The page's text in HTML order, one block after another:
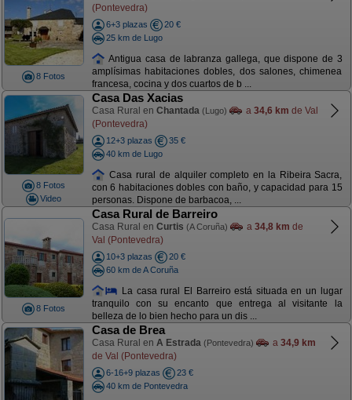
8 Fotos
(Pontevedra)
6+3 plazas
20 €
25 km de Lugo
Antigua casa de labranza gallega, que dispone de 3
amplísimas habitaciones dobles, dos salones, chimenea
francesa, cocina y dos cuartos de b ...
8 Fotos
Video
Casa Das Xacias
Casa Rural en Chantada (Lugo) a 34,6 km de Val
(Pontevedra)
12+3 plazas
35 €
40 km de Lugo
Casa rural de alquiler completo en la Ribeira Sacra,
con 6 habitaciones dobles con baño, y capacidad para 15
personas. Dispone de barbacoa, ...
8 Fotos
Casa Rural de Barreiro
Casa Rural en Curtis (A Coruña) a 34,8 km de
Val (Pontevedra)
10+3 plazas
20 €
60 km de A Coruña
La casa rural El Barreiro está situada en un lugar
tranquilo con su encanto que entrega al visitante la
belleza de lo bien hecho para un dis ...
Casa de Brea
Casa Rural en A Estrada (Pontevedra) a 34,9 km
de Val (Pontevedra)
6-16+9 plazas
23 €
40 km de Pontevedra